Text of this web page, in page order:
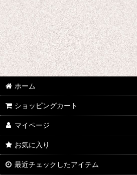
絞り込む
その他 コスプレ衣装 (全商品)
その他
ホーム
ショッピングカート
マイページ
お気に入り
最近チェックしたアイテム